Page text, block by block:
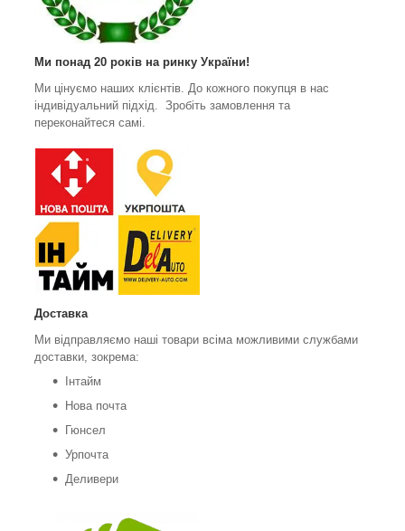
Ми понад 20 років на ринку України!
Ми цінуємо наших клієнтів. До кожного покупця в нас
індивідуальний підхід. Зробіть замовлення та
переконайтеся самі.
Доставка
Ми відправляємо наші товари всіма можливими службами
доставки, зокрема:
Інтайм
Нова почта
Гюнсел
Урпочта
Деливери